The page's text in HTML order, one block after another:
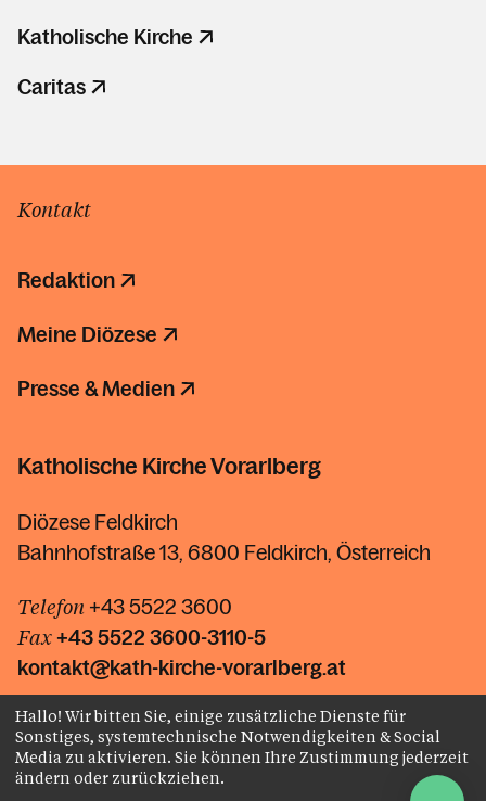
Katholische Kirche
Caritas
Kontakt
Redaktion
Meine Diözese
Presse & Medien
Katholische Kirche Vorarlberg
Diözese Feldkirch
Bahnhofstraße 13, 6800 Feldkirch, Österreich
Telefon +43 5522 3600
Fax+43 5522 3600-3110-5
kontakt@kath-kirche-vorarlberg.at
Kontakt
Hallo! Wir bitten Sie, einige zusätzliche Dienste für
Sonstiges, systemtechnische Notwendigkeiten & Social
Media zu aktivieren. Sie können Ihre Zustimmung jederzeit
ändern oder zurückziehen.